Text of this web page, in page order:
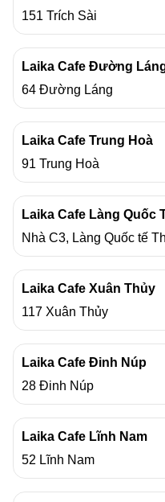
151 Trích Sài
Laika Cafe Đường
64 Đường Láng
Laika Cafe Trung Hoà
91 Trung Hoà
Laika Cafe Làng Quốc
Nhà C3, Làng Quốc tế
Laika Cafe Xuân Thủy
117 Xuân Thủy
Laika Cafe Đinh Núp
28 Đinh Núp
Laika Cafe Lĩnh Nam
52 Lĩnh Nam